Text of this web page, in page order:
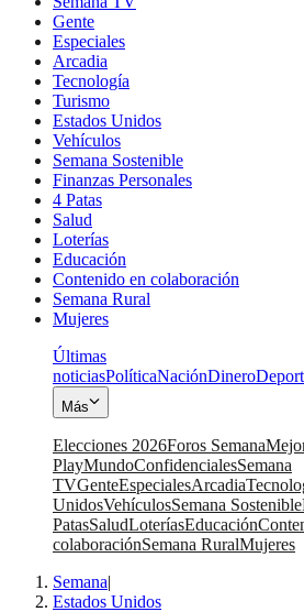
Gente
Especiales
Arcadia
Tecnología
Turismo
Estados Unidos
Vehículos
Semana Sostenible
Finanzas Personales
4 Patas
Salud
Loterías
Educación
Contenido en colaboración
Semana Rural
Mujeres
Últimas
noticiasPolíticaNaciónDinero
Más
Elecciones 2026Foros Semana
PlayMundoConfidencialesSemana
TVGenteEspecialesArcadia
UnidosVehículosSemana Sostenible
PatasSaludLoteríasEducación
colaboraciónSemana RuralMujeres
Semana|
Estados Unidos